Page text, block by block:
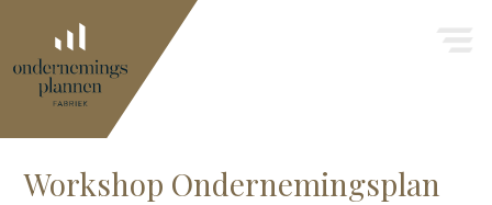
Workshop Ondernemingsplan